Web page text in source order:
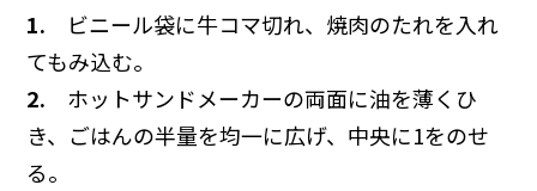
1. ビニール袋に牛コマ切れ、焼肉のたれを入れ
てもみ込む。
2. ホットサンドメーカーの両面に油を薄くひ
き、ごはんの半量を均一に広げ、中央に1をのせ
る。